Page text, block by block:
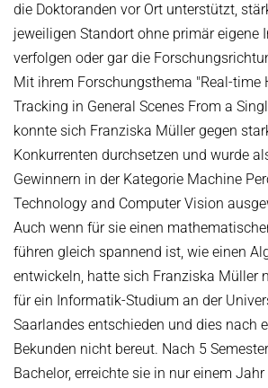
die Doktoranden vor Ort unterstützt,
jeweiligen Standort ohne primär eigene
verfolgen oder gar die
Mit ihrem Forschungsthema "Real-time
Tracking in General Scenes From a
konnte sich Franziska Müller gegen
Konkurrenten durchsetzen und wurde
Gewinnern in der Kategorie Machine
Technology and Computer Vision
Auch wenn für sie einen
führen gleich spannend ist, wie einen
entwickeln, hatte sich Franziska Müller
für ein Informatik-Studium an der
Saarlandes entschieden und dies nach
Bekunden nicht bereut. Nach 5
Bachelor, erreichte sie in nur einem Jahr